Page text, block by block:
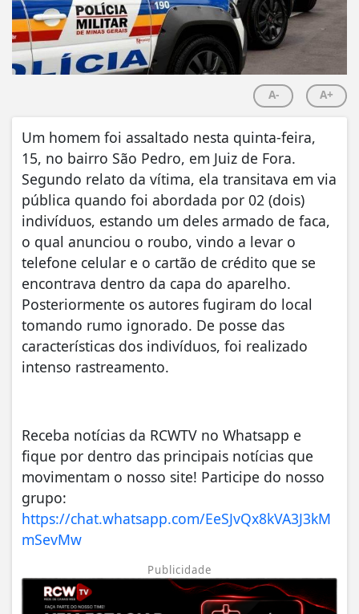
A- A+
Um homem foi assaltado nesta quinta-feira,
15, no bairro São Pedro, em Juiz de Fora.
Segundo relato da vítima, ela transitava em via
pública quando foi abordada por 02 (dois)
indivíduos, estando um deles armado de faca,
o qual anunciou o roubo, vindo a levar o
telefone celular e o cartão de crédito que se
encontrava dentro da capa do aparelho.
Posteriormente os autores fugiram do local
tomando rumo ignorado. De posse das
características dos indivíduos, foi realizado
intenso rastreamento.
Receba notícias da RCWTV no Whatsapp e
fique por dentro das principais notícias que
movimentam o nosso site! Participe do nosso
grupo:
https://chat.whatsapp.com/EeSJvQx8kVA3J3kM
mSevMw
Publicidade